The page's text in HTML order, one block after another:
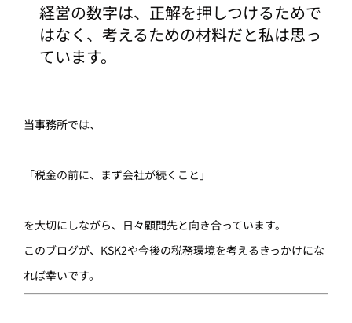
経営の数字は、正解を押しつけるためで
はなく、考えるための材料だと私は思っ
ています。
当事務所では、
「税金の前に、まず会社が続くこと」
を大切にしながら、日々顧問先と向き合っています。
このブログが、KSK2や今後の税務環境を考えるきっかけにな
れば幸いです。